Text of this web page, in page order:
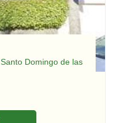
Domingo de las